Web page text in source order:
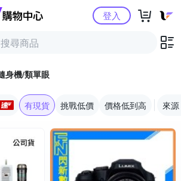
Yahoo購物中心登入
身機/類單眼
有現貨 挑戰低價 價格低到高 來源